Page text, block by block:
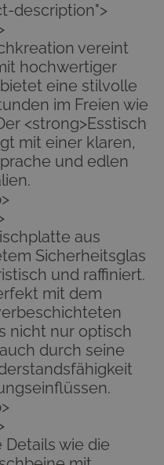
description">
vereint
hochwertiger
eine stilvolle
im Freien wie
<strong>Esstisch
mit einer klaren,
und edlen
aus
Sicherheitsglas
und raffiniert.
mit dem
nicht nur optisch
durch seine
wie die